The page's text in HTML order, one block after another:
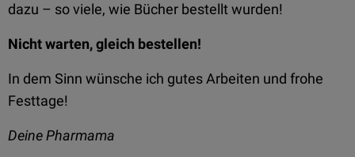
dazu – so viele, wie Bücher bestellt wurden!
Nicht warten, gleich bestellen!
In dem Sinn wünsche ich gutes Arbeiten und frohe
Festtage!
Deine Pharmama